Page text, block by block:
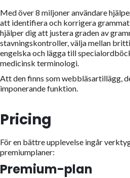
Med över 8 miljoner användare
att identifiera och korrigera
hjälper dig att justera graden av
stavningskontroller, välja mellan
engelska och lägga till
medicinsk terminologi.
Att den finns som webbläsartillägg,
imponerande funktion.
Pricing
För en bättre upplevelse ingår
premiumplaner:
Premium-plan